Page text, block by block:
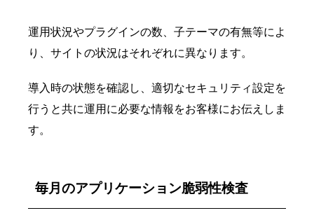
運用状況やプラグインの数、子テーマの有無等によ
り、サイトの状況はそれぞれに異なります。
導入時の状態を確認し、適切なセキュリティ設定を
行うと共に運用に必要な情報をお客様にお伝えしま
す。
毎月のアプリケーション脆弱性検査